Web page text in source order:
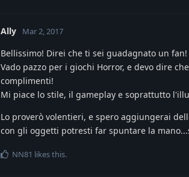
Ally Mar 2, 2017
Bellissimo! Direi che ti sei guadagnato un fan!
Vado pazzo per i giochi Horror, e devo dire
complimenti!
Mi piace lo stile, il gameplay e soprattutto
Lo proverò volentieri, e spero aggiungerai
con gli oggetti potresti far spuntare la
NN81 likes this.